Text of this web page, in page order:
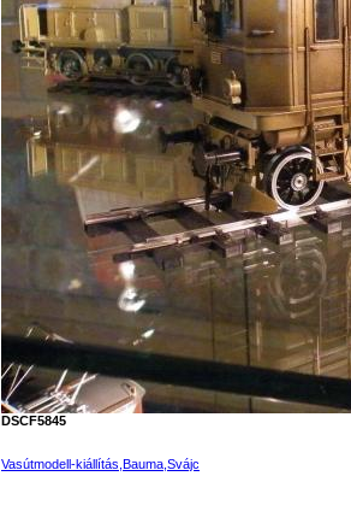
DSCF5845
Vasútmodell-kiállítás,Bauma,Svájc